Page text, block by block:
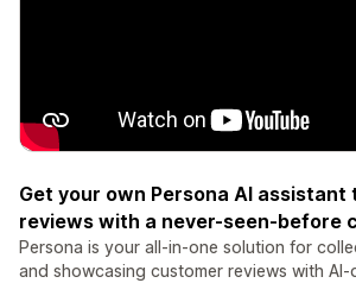
Get your own Persona AI assistant
reviews with a never-seen-before
Persona is your all-in-one solution for
and showcasing customer reviews with AI-